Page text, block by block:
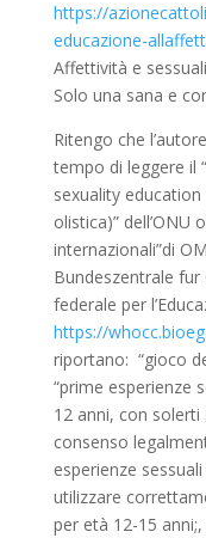
https://
educazione-
Affettività e
Solo una sana e
Ritengo che
tempo di leggere il
sexuality
olistica)” dell’ONU
internazionali”di
Bundeszentrale fur
federale per
https://
riportano: “gioco
“prime esperienze
12 anni, con solerti
consenso
esperienze
utilizzare
per età 12-15